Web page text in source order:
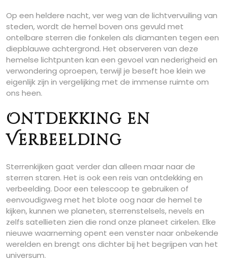
Op een heldere nacht, ver weg van de lichtvervuiling van
steden, wordt de hemel boven ons gevuld met
ontelbare sterren die fonkelen als diamanten tegen een
diepblauwe achtergrond. Het observeren van deze
hemelse lichtpunten kan een gevoel van nederigheid en
verwondering oproepen, terwijl je beseft hoe klein we
eigenlijk zijn in vergelijking met de immense ruimte om
ons heen.
Ontdekking en
Verbeelding
Sterrenkijken gaat verder dan alleen maar naar de
sterren staren. Het is ook een reis van ontdekking en
verbeelding. Door een telescoop te gebruiken of
eenvoudigweg met het blote oog naar de hemel te
kijken, kunnen we planeten, sterrenstelsels, nevels en
zelfs satellieten zien die rond onze planeet cirkelen. Elke
nieuwe waarneming opent een venster naar onbekende
werelden en brengt ons dichter bij het begrijpen van het
universum.